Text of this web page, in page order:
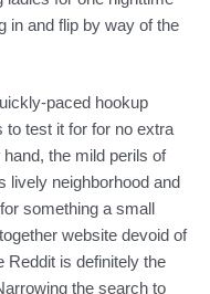
in and flip by way of the
paced hookup
to test it for for no extra
the mild perils of
lively neighborhood and
something a small
website devoid of
Reddit is definitely the
the search to